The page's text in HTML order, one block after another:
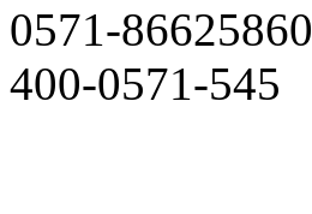
0571-86625860
400-0571-545